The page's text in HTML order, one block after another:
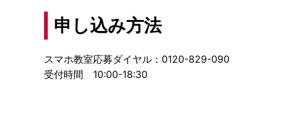
申し込み方法
スマホ教室応募ダイヤル：0120-829-090
受付時間 10:00-18:30